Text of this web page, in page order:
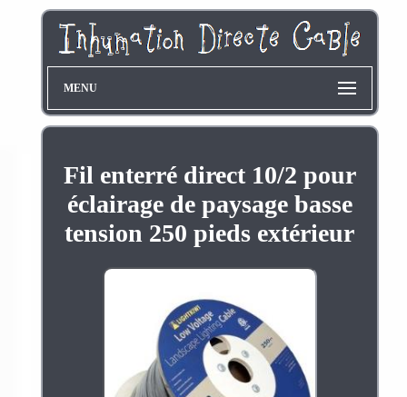
MENU
Fil enterré direct 10/2 pour
éclairage de paysage basse
tension 250 pieds extérieur